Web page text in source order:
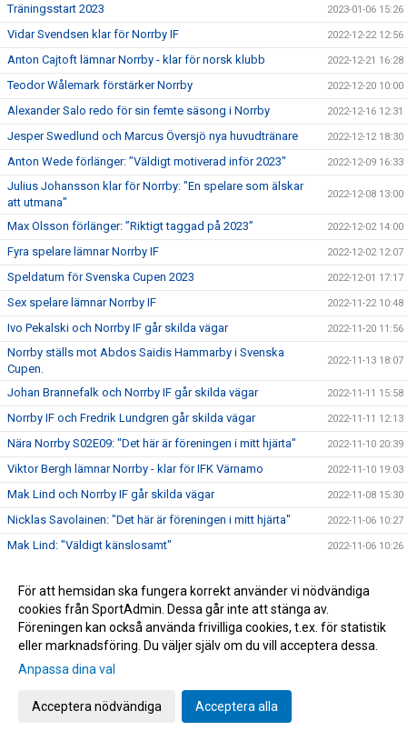
Träningsstart 2023 2023-01-06 15:26
Vidar Svendsen klar för Norrby IF 2022-12-22 12:56
Anton Cajtoft lämnar Norrby - klar för norsk klubb 2022-12-21 16:28
Teodor Wålemark förstärker Norrby 2022-12-20 10:00
Alexander Salo redo för sin femte säsong i Norrby 2022-12-16 12:31
Jesper Swedlund och Marcus Översjö nya huvudtränare 2022-12-12 18:30
Anton Wede förlänger: ”Väldigt motiverad inför 2023" 2022-12-09 16:33
Julius Johansson klar för Norrby: "En spelare som älskar
att utmana"
2022-12-08 13:00
Max Olsson förlänger: ”Riktigt taggad på 2023” 2022-12-02 14:00
Fyra spelare lämnar Norrby IF 2022-12-02 12:07
Speldatum för Svenska Cupen 2023 2022-12-01 17:17
Sex spelare lämnar Norrby IF 2022-11-22 10:48
Ivo Pekalski och Norrby IF går skilda vägar 2022-11-20 11:56
Norrby ställs mot Abdos Saidis Hammarby i Svenska
Cupen.
2022-11-13 18:07
Johan Brannefalk och Norrby IF går skilda vägar 2022-11-11 15:58
Norrby IF och Fredrik Lundgren går skilda vägar 2022-11-11 12:13
Nära Norrby S02E09: "Det här är föreningen i mitt hjärta" 2022-11-10 20:39
Viktor Bergh lämnar Norrby - klar för IFK Värnamo 2022-11-10 19:03
Mak Lind och Norrby IF går skilda vägar 2022-11-08 15:30
Nicklas Savolainen: "Det här är föreningen i mitt hjärta" 2022-11-06 10:27
Mak Lind: "Väldigt känslosamt" 2022-11-06 10:26
Inför match: Östersunds FK – Norrby IF 2022-11-04 18:08
Norrby bötfälls efter administrativt fel 2022-11-03 09:18
Savolainen: "Viktig och skön trepoängare" 2022-10-29 17:06
Norrby tog tre viktiga poäng hemma mot Öster
Nära Norrby S02E08: "Tror inte han har så fina handleder"
För att hemsidan ska fungera korrekt använder vi nödvändiga
cookies från SportAdmin. Dessa går inte att stänga av.
Föreningen kan också använda frivilliga cookies, t.ex. för statistik
eller marknadsföring. Du väljer själv om du vill acceptera dessa.
Anpassa dina val
Acceptera nödvändiga Acceptera alla